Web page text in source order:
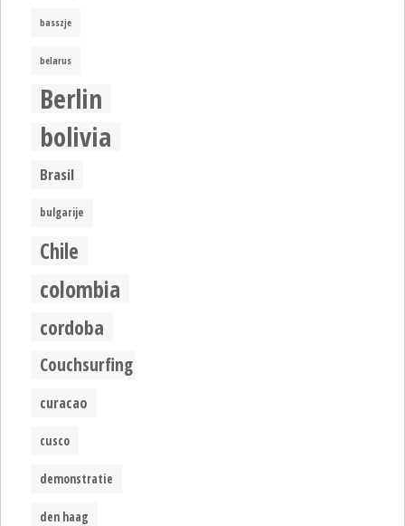
basszje
belarus
Berlin
bolivia
Brasil
bulgarije
Chile
colombia
cordoba
Couchsurfing
curacao
cusco
demonstratie
den haag